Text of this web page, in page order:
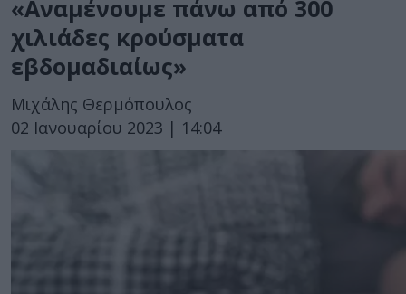
«Αναμένουμε πάνω από 300
χιλιάδες κρούσματα
εβδομαδιαίως»
Μιχάλης Θερμόπουλος
02 Ιανουαρίου 2023 | 14:04